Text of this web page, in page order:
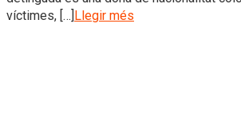
víctimes, […] Llegir més